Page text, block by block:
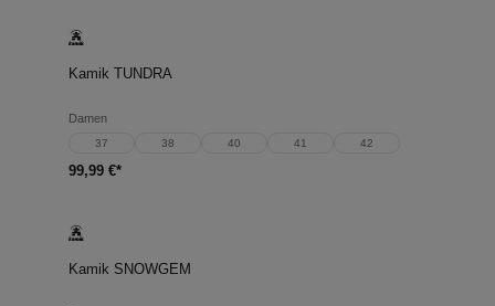
Kamik TUNDRA
Damen
37 38 40 41 42
99,99 €*
Kamik SNOWGEM